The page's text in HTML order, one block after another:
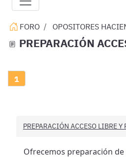
FORO OPOSITORES
PREPARACIÓN
1
PREPARACIÓN ACCESO LIBRE
Ofrecemos preparación de